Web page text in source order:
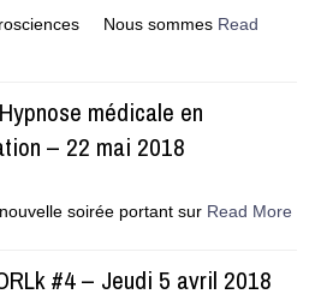
Nous sommes Read
médicale en
– 22 mai 2018
soirée portant sur Read More
#4 – Jeudi 5 avril 2018